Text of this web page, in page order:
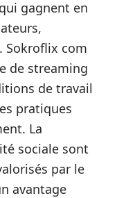
gagnent en
Sokroflix com
de streaming
de travail
pratiques
La
sociale sont
par le
avantage